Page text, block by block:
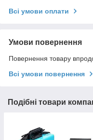
Всі умови оплати
Умови повернення
Повернення товару
Всі умови повернення
Подібні товари